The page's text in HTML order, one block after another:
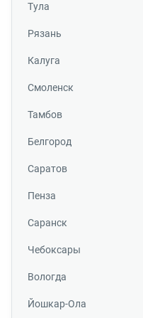
Тула
Рязань
Калуга
Смоленск
Тамбов
Белгород
Саратов
Пенза
Саранск
Чебоксары
Вологда
Йошкар-Ола